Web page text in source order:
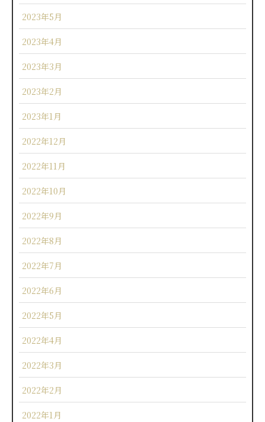
2023年5月
2023年4月
2023年3月
2023年2月
2023年1月
2022年12月
2022年11月
2022年10月
2022年9月
2022年8月
2022年7月
2022年6月
2022年5月
2022年4月
2022年3月
2022年2月
2022年1月